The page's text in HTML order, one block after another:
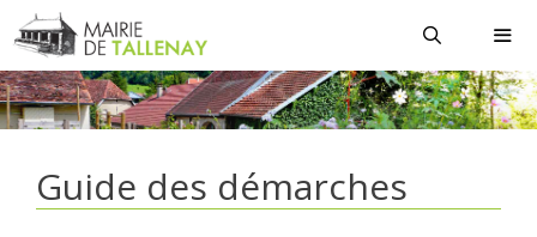
Aller
au
contenu
Guide des démarches